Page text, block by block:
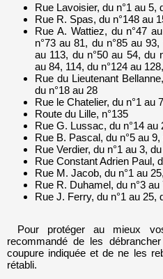
Rue Lavoisier, du n°1 au 5,
Rue R. Spas, du n°148 au
Rue A. Wattiez, du n°47
n°73 au 81, du n°85 au
au 113, du n°50 au 54, du
au 84, 114, du n°124 au
Rue du Lieutenant
du n°18 au 28
Rue le Chatelier, du n°1 au
Route du Lille, n°135
Rue G. Lussac, du n°14 au
Rue B. Pascal, du n°5 au
Rue Verdier, du n°1 au 3,
Rue Constant Adrien Paul,
Rue M. Jacob, du n°1 au
Rue R. Duhamel, du n°3 au
Rue J. Ferry, du n°1 au 25,
Pour protéger au mieux
recommandé de les
coupure indiquée et de ne les
rétabli.